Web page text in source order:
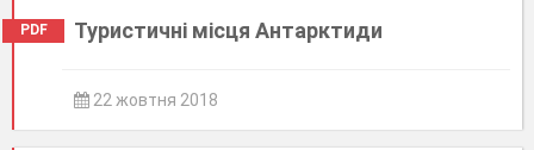
PDF Туристичні місця Антарктиди
22 жовтня 2018